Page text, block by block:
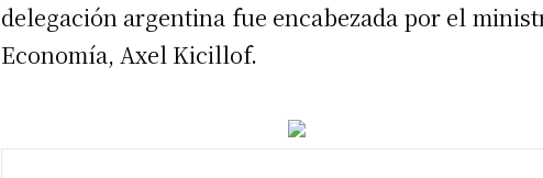
delegación argentina fue encabezada por el
Economía, Axel Kicillof.